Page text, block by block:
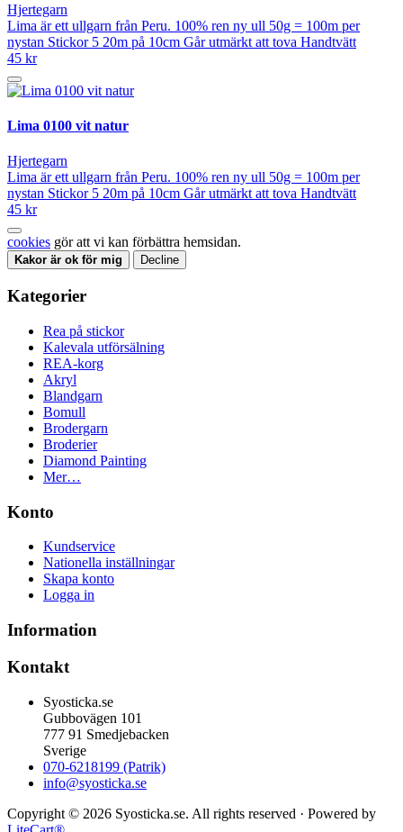
Hjertegarn
Lima är ett ullgarn från Peru. 100% ren ny ull 50g = 100m per
nystan Stickor 5 20m på 10cm Går utmärkt att tova Handtvätt
45 kr
Lima 0100 vit natur
Hjertegarn
Lima är ett ullgarn från Peru. 100% ren ny ull 50g = 100m per
nystan Stickor 5 20m på 10cm Går utmärkt att tova Handtvätt
45 kr
cookies gör att vi kan förbättra hemsidan.
Kakor är ok för mig Decline
Kategorier
Rea på stickor
Kalevala utförsälning
REA-korg
Akryl
Blandgarn
Bomull
Brodergarn
Broderier
Diamond Painting
Mer…
Konto
Kundservice
Nationella inställningar
Skapa konto
Logga in
Information
Kontakt
Syosticka.se
Gubbovägen 101
777 91 Smedjebacken
Sverige
070-6218199 (Patrik)
info@syosticka.se
Copyright © 2026 Syosticka.se. All rights reserved · Powered by